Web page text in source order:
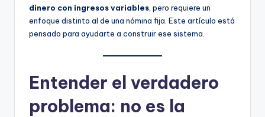
dinero con ingresos variables , pero requiere un
enfoque distinto al de una nómina fija. Este artículo está
pensado para ayudarte a construir ese sistema.
Entender el verdadero
problema: no es la